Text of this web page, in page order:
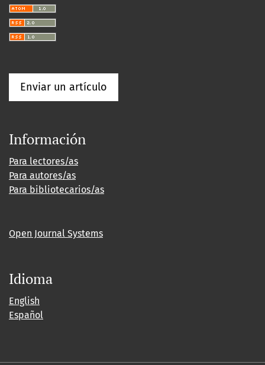
Enviar un artículo
Información
Para lectores/as
Para autores/as
Para bibliotecarios/as
Open Journal Systems
Idioma
English
Español